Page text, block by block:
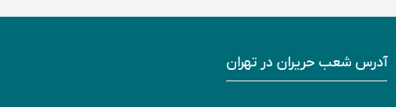
آدرس شعب حریران در تهران